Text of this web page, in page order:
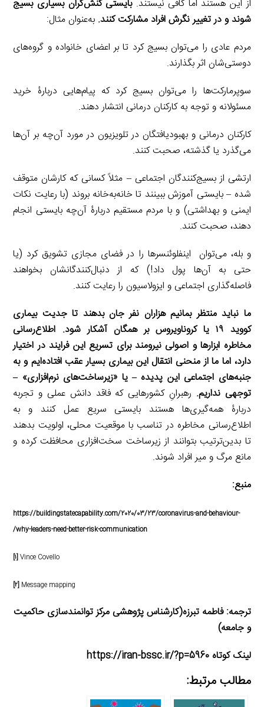
از این هستند اما کافی نیستند.بایستی کنش‌گران بسیاری بسیج
شوند و در تغییر نگرش افراد مشارکت کنند.به‌عنوان مثال:
مردم عادی را می‌توان بسیج کرد تا بر اعضای خانواده و گروه‌های
دوستی‌شان اثر بگذارند.
سوپرمارکت‌ها را می‌توان بسیج کرد که پیام‌هایی دربارۀ خرید
مسئولانه و توجه به کارکنان درمانی انتشار دهند.
کارکنان درمانی و بهبودیافتگان در تلویزیون در مورد آن‌چه بر آن‌ها
می‌گذرد یا گذشته، صحبت کنند.
ارتشی از بسیج‌کنندگان اجتماعی – مثلاً کسانی که کارشان متوقف
شده – بایستی آموزش ببینند تا خانه‌به‌خانه بروند (با رعایت نکات
ایمنی و بهداشتی) و با مردم مستقیم دربارۀ آن‌چه بایستی انجام
دهند، صحبت کنند.
و بله، می‌توان اینفلوئنسرها را در فضای مجازی تشویق کرد (یا
حتی به آن‌ها پول داد!) که از دنبال‌کنندگانشان بخواهند
فاصله‌گذاری اجتماعی و ایزولاسیون را رعایت کنند.
ما نباید منتظر بمانیم هزاران نفر جان بدهند تا جدیت بیماری
کووید ۱۹ یا کروناویروس بر همگان آشکار شود. اطلاع‌رسانی
مخاطره ابزارها و اصولی نیرومند برای تسریع این فرایند در اختیار
دارد، اما ما از منحنی انتقال این بیماری بسیار عقب افتاده‌ایم و به
جنبه‌های اجتماعی این پدیده–یا «زیرساخت‌های نرم‌افزاری» –
توجهی نداریم. رهبرانِ کشورهایی که فاقد دانش عملی و تجربه
دربارۀ همه‌گیری‌ها هستند بایستی سریع عمل کنند و به
اطلاع‌رسانی مخاطره در تناسب با موقعیت محلی، اولویت بدهند
تا بدین‌ترتیب بتوانند از زیرساخت سخت‌افزاری محافظت کرده و
مانع مرگ و میر افراد شوند.
منبع:
https://buildingstatecapability.com/2020/03/23/coronavirus-and-behaviour-
why-leaders-need-better-risk-communication/
[۱] Vince Covello
[۲] Message mapping
ترجمه:فاطمه تبرزه(کارشناس پژوهشی مرکز توانمندسازی حاکمیت
و جامعه)
لینک کوتاه https://iran-bssc.ir/?p=5960
مطالب مرتبط: